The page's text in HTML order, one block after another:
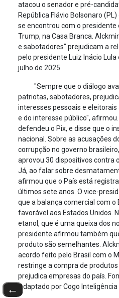
atacou o senador e pré-
República Flávio Bolsonaro
se encontrou com o presidente
Trump, na Casa Branca.
e sabotadores" prejudicam a
pelo presidente Luiz Inácio
julho de 2025.
"Sempre que o diálogo
patriotas, sabotadores,
interesses pessoais e
e do interesse público",
defendeu o Pix, e disse que o
nacional. Sobre as acusações
corrupção no governo
aprovou 30 dispositivos contra
Já, ao falar sobre
afirmou que o País está
últimos sete anos. O vice-
que a balança comercial com o
favorável aos Estados Unidos.
etanol, que é uma queixa dos
presidente afirmou também
produto são semelhantes.
acordo feito pelo Brasil com o
restringe a compra de
prejudica empresas do país.
Adaptado por Cogo
←